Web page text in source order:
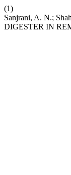
(1)
Sanjrani, A. N.;
DIGESTER IN